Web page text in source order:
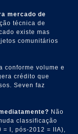
mercado de
técnica de
existe mas
comunitários
conforme volume e
crédito que
Seven faz
Não
classificação
I, pós-2012 = IIA),